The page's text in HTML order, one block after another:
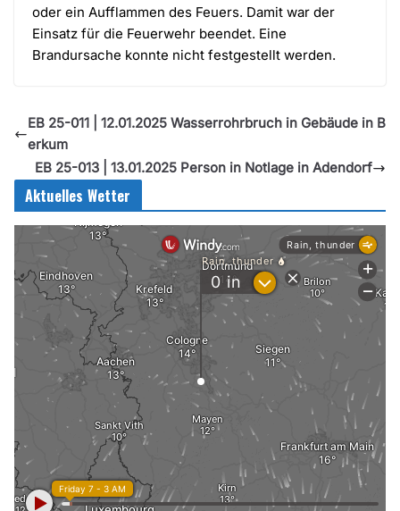
oder ein Aufflammen des Feuers. Damit war der
Einsatz für die Feuerwehr beendet. Eine
Brandursache konnte nicht festgestellt werden.
EB 25-011 | 12.01.2025 Wasserrohrbruch in Gebäude in B
erkum
EB 25-013 | 13.01.2025 Person in Notlage in Adendorf
Aktuelles Wetter